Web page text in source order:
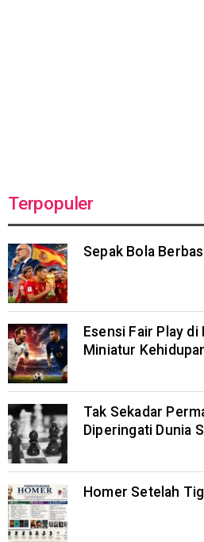
Terpopuler
Sepak Bola
Esensi Fair Play di
Miniatur
Tak Sekadar
Diperingati Dunia
Homer Setelah